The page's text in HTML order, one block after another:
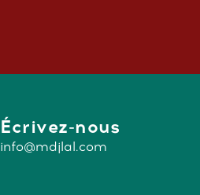
Écrivez-nous
info@mdjlal.com